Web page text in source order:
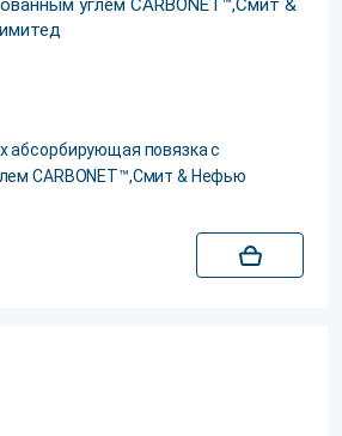
абсорбирующая повязка с
CARBONET™,Смит & Нефью